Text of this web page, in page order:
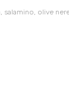
salamino, olive